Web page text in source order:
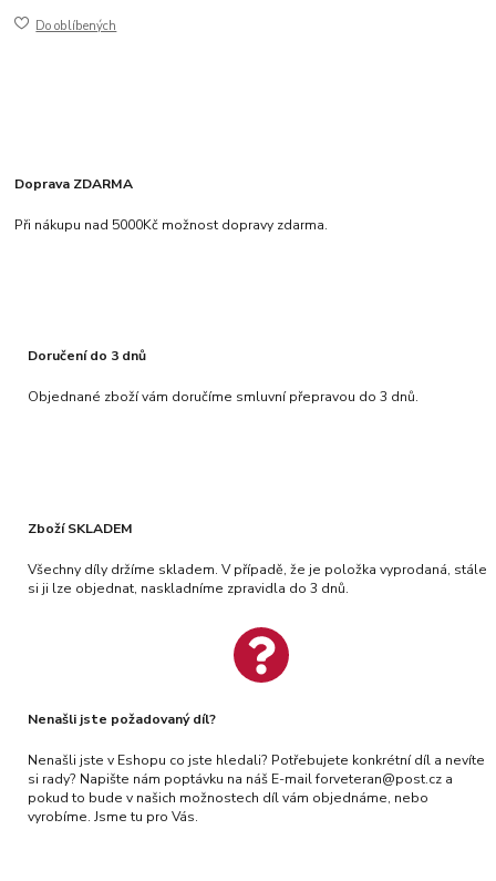
Do oblíbených
Doprava ZDARMA
Při nákupu nad 5000Kč možnost dopravy zdarma.
Doručení do 3 dnů
Objednané zboží vám doručíme smluvní přepravou do 3 dnů.
Zboží SKLADEM
Všechny díly držíme skladem. V případě, že je položka vyprodaná, stále
si ji lze objednat, naskladníme zpravidla do 3 dnů.
Nenašli jste požadovaný díl?
Nenašli jste v Eshopu co jste hledali? Potřebujete konkrétní díl a nevíte
si rady? Napište nám poptávku na náš E-mail forveteran@post.cz a
pokud to bude v našich možnostech díl vám objednáme, nebo
vyrobíme. Jsme tu pro Vás.